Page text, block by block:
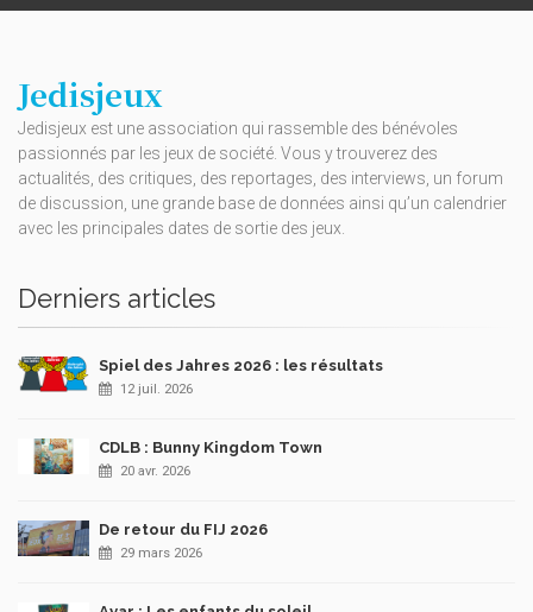
Jedisjeux
Jedisjeux est une association qui rassemble des bénévoles
passionnés par les jeux de société. Vous y trouverez des
actualités, des critiques, des reportages, des interviews, un forum
de discussion, une grande base de données ainsi qu’un calendrier
avec les principales dates de sortie des jeux.
Derniers articles
Spiel des Jahres 2026 : les résultats
12 juil. 2026
CDLB : Bunny Kingdom Town
20 avr. 2026
De retour du FIJ 2026
29 mars 2026